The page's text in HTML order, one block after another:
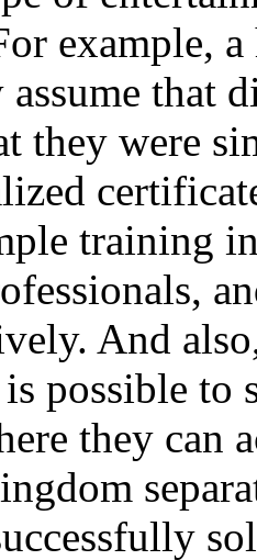
example,
assume that
they were
training
And
possible to
they can